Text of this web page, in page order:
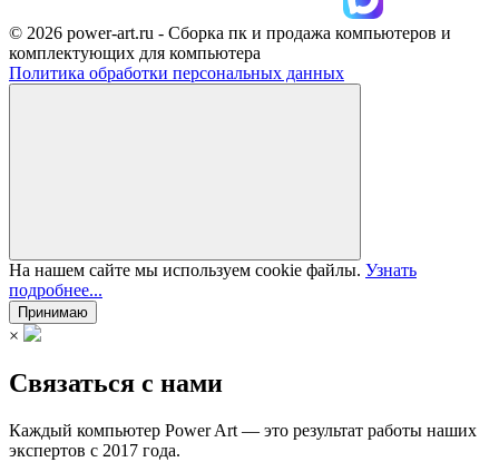
© 2026 power-art.ru - Сборка пк и продажа компьютеров и
комплектующих для компьютера
Политика обработки персональных данных
На нашем сайте мы используем cookie файлы. Узнать
подробнее...
Принимаю
×
Связаться с нами
Каждый компьютер Power Art — это результат работы наших
экспертов с 2017 года.